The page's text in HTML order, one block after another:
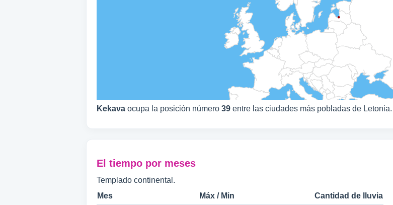
Kekava ocupa la posición número 39 entre las ciudades más pobladas de Letonia.
El tiempo por meses
Templado continental.
Mes
Máx / Min Cantidad de lluvia